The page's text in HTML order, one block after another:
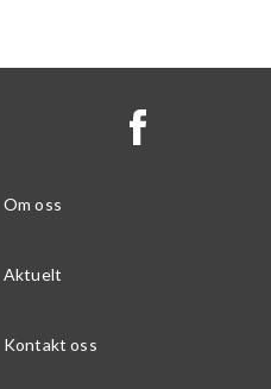
Om oss
Aktuelt
Kontakt oss